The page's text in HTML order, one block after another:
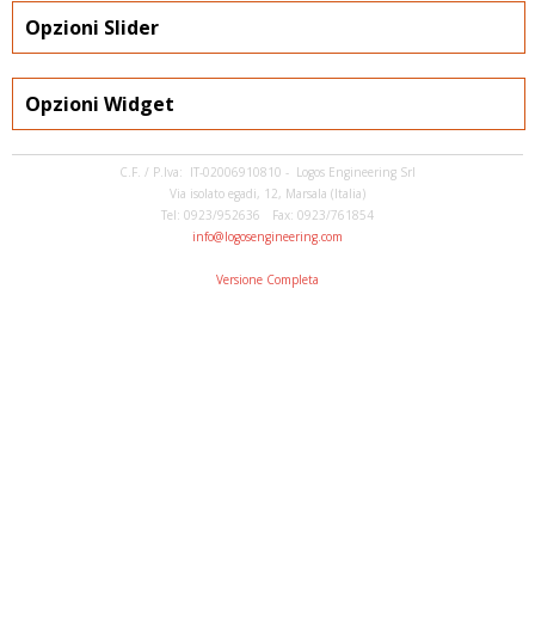
Opzioni Slider
Opzioni Widget
C.F. / P.Iva: IT-02006910810 - Logos Engineering Srl
Via isolato egadi, 12, Marsala (Italia)
Tel: 0923/952636 Fax: 0923/761854
info@logosengineering.com
Versione Completa